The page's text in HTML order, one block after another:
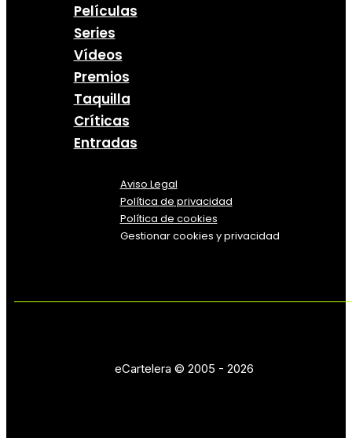
Películas
Series
Vídeos
Premios
Taquilla
Críticas
Entradas
Aviso Legal
Política de privacidad
Política de cookies
Gestionar cookies y privacidad
eCartelera © 2005 - 2026